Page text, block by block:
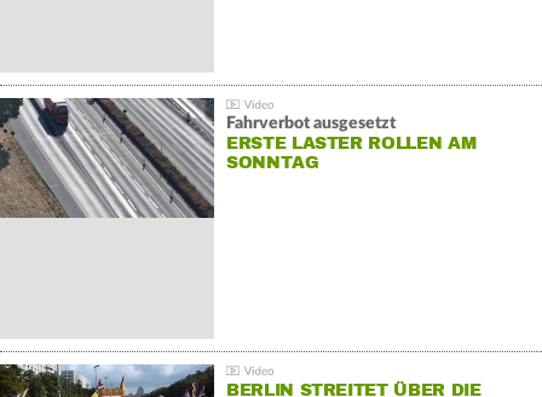
Fahrverbot ausgesetzt
ERSTE LASTER ROLLEN AM
SONNTAG
BERLIN STREITET ÜBER DIE